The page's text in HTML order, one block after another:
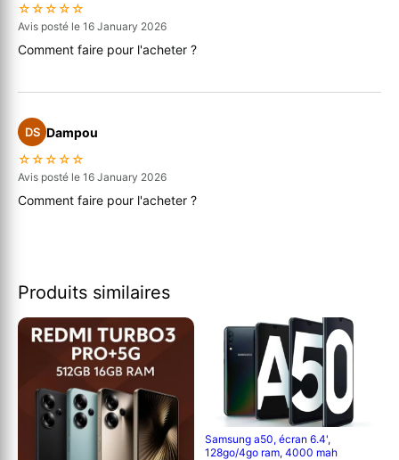
☆☆☆☆☆
Avis posté le 16 January 2026
Comment faire pour l'acheter ?
DS Dampou
☆☆☆☆☆
Avis posté le 16 January 2026
Comment faire pour l'acheter ?
Produits similaires
Samsung a50, écran 6.4',
128go/4go ram, 4000 mah